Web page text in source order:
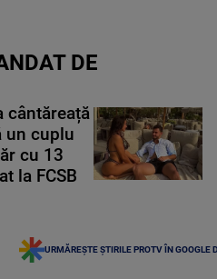
DE
cântăreață
un cuplu
cu 13
la FCSB
URMĂREȘTE ȘTIRILE PROTV ÎN GOOGLE